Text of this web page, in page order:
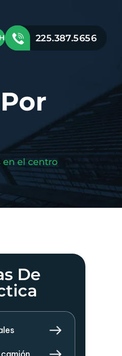
225.387.5656
en el centro
De